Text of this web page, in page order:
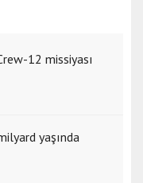
12 missiyası
yaşında